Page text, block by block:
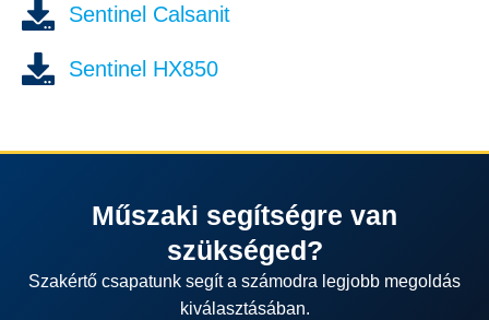
Sentinel Calsanit
Sentinel HX850
Műszaki segítségre van
szükséged?
Szakértő csapatunk segít a számodra legjobb megoldás
kiválasztásában.